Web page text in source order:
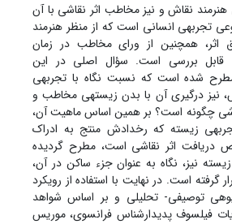
هنرمند نقاش و نیز مخاطب اثر نقاشی با آن
تجربه­ی انسانی است که از منظر هنرمند
اثر، همچنین از ورای مخاطب در زمان
قابل بررسی است. سؤال اصلی در این
شده است که نسبت نگاه با تجربه­ی
نیز درگیری آن با بدن زیسته­ی مخاطب و
چگونه است؟ بر همین اساس ماهیت آن،
زیسته که رخدادش منتج به ادراک
اثر نقاشی است، مطرح گردیده
نیز، نگاه به عنوان جزء ساکن در آن،
گرفته است. در نهایت با استفاده از رویکرد
توصیفی- تحلیلی و بر اساس شواهد
فیلسوف پدیدارشناس فرانسوی، موریس